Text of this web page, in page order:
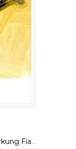
Abdeckung Stoßstange Verstärkung Fiat Grande Punto 3 III 199 51773108